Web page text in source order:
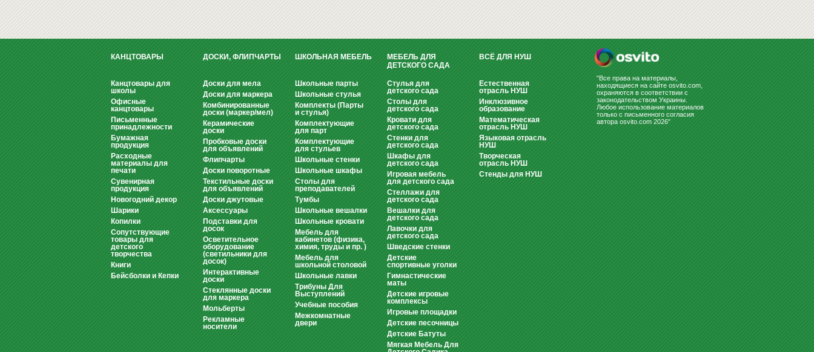
КАНЦТОВАРЫ
Канцтовары для
школы
Офисные
канцтовары
Письменные
принадлежности
Бумажная
продукция
Расходные
материалы для
печати
Сувенирная
продукция
Новогодний декор
Шарики
Копилки
Сопутствующие
товары для
детского
творчества
Книги
Бейсболки и Кепки
ДОСКИ, ФЛИПЧАРТЫ
Доски для мела
Доски для маркера
Комбинированные
доски (маркер/мел)
Керамические
доски
Пробковые доски
для объявлений
Флипчарты
Доски поворотные
Текстильные доски
для объявлений
Доски джутовые
Аксессуары
Подставки для
досок
Осветительное
оборудование
(светильники для
досок)
Интерактивные
доски
Стеклянные доски
для маркера
Мольберты
Рекламные
носители
ШКОЛЬНАЯ МЕБЕЛЬ
Школьные парты
Школьные стулья
Комплекты (Парты
и стулья)
Комплектующие
для парт
Комплектующие
для стульев
Школьные стенки
Школьные шкафы
Столы для
преподавателей
Тумбы
Школьные вешалки
Школьные кровати
Мебель для
кабинетов (физика,
химия, труды и пр. )
Мебель для
школьной столовой
Школьные лавки
Трибуны Для
Выступлений
Учебные пособия
Межкомнатные
двери
МЕБЕЛЬ ДЛЯ
ДЕТСКОГО САДА
Стулья для
детского сада
Столы для
детского сада
Кровати для
детского сада
Стенки для
детского сада
Шкафы для
детского сада
Игровая мебель
для детского сада
Стеллажи для
детского сада
Вешалки для
детского сада
Лавочки для
детского сада
Шведские стенки
Детские
спортивные уголки
Гимнастические
маты
Детские игровые
комплексы
Игровые площадки
Детские песочницы
Детские Батуты
Мягкая Мебель Для
ВСЁ ДЛЯ НУШ
Естественная
отрасль НУШ
Инклюзивное
образование
Математическая
отрасль НУШ
Языковая отрасль
НУШ
Творческая
отрасль НУШ
Стенды для НУШ
"Все права на материалы,
находящиеся на сайте osvito.com,
охраняются в соответствии с
законодательством Украины.
Любое использование материалов
только с письменного согласия
автора osvito.com 2026"